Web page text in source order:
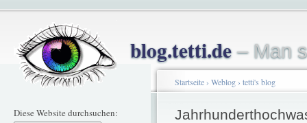
blog.tetti.de– Man
Diese Website durchsuchen:
Startseite› Weblog› tetti's blog